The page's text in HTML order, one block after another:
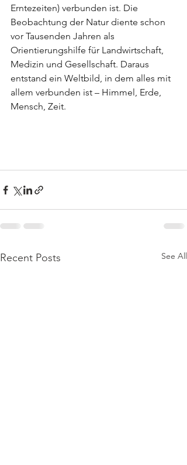
Erntezeiten) verbunden ist. Die
Beobachtung der Natur diente schon
vor Tausenden Jahren als
Orientierungshilfe für Landwirtschaft,
Medizin und Gesellschaft. Daraus
entstand ein Weltbild, in dem alles mit
allem verbunden ist – Himmel, Erde,
Mensch, Zeit.
Recent Posts See All